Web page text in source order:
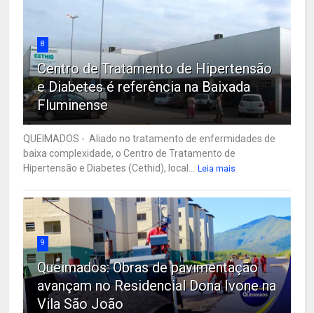
8
Centro de Tratamento de Hipertensão
e Diabetes é referência na Baixada
Fluminense
QUEIMADOS - Aliado no tratamento de enfermidades de
baixa complexidade, o Centro de Tratamento de
Hipertensão e Diabetes (Cethid), local...
Leia mais
9
Queimados: Obras de pavimentação
avançam no Residencial Dona Ivone na
Vila São João